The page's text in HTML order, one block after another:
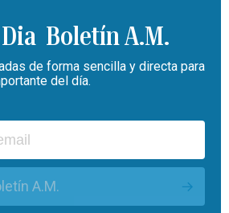
Boletín A.M.
de forma sencilla y directa para
del día.
A.M.